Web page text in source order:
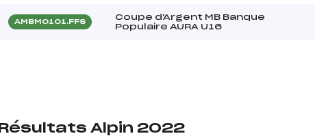
AMBM0101.FFS
Coupe d'Argent MB Banque
Populaire AURA U16
Résultats Alpin 2022